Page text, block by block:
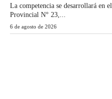
La competencia se desarrollará en
Provincial N° 23,...
6 de agosto de 2026